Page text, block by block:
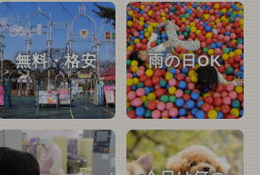
無料・格安 雨の日OK